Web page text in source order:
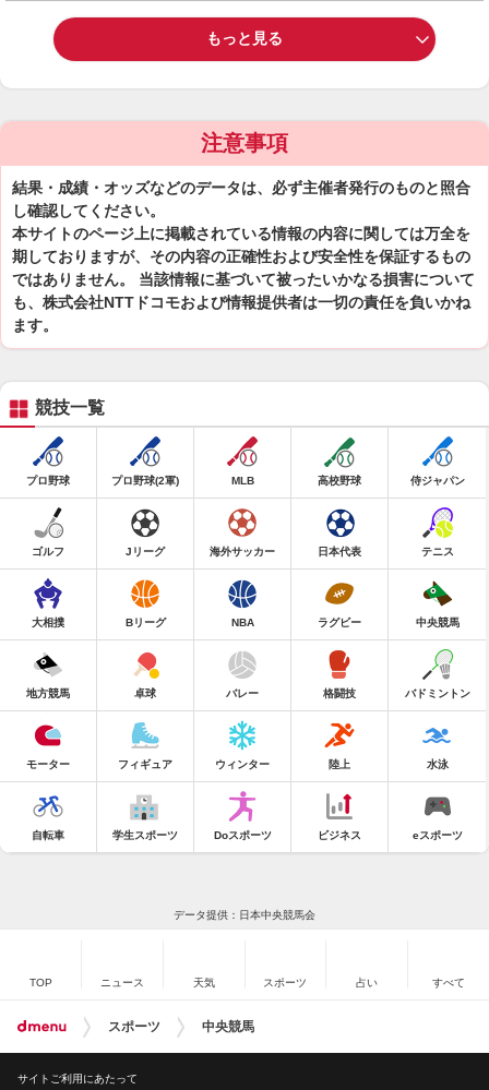
もっと見る
注意事項
結果・成績・オッズなどのデータは、必ず主催者発行のものと照合
し確認してください。
本サイトのページ上に掲載されている情報の内容に関しては万全を
期しておりますが、その内容の正確性および安全性を保証するもの
ではありません。 当該情報に基づいて被ったいかなる損害について
も、株式会社NTTドコモおよび情報提供者は一切の責任を負いかね
ます。
競技一覧
プロ野球 プロ野球(2軍) MLB 高校野球 侍ジャパン
ゴルフ Jリーグ 海外サッカー 日本代表 テニス
大相撲 Bリーグ NBA ラグビー 中央競馬
地方競馬 卓球 バレー 格闘技 バドミントン
モーター フィギュア ウィンター 陸上 水泳
自転車 学生スポーツ Doスポーツ ビジネス eスポーツ
データ提供：日本中央競馬会
TOP ニュース 天気 スポーツ 占い すべて
スポーツ 中央競馬
サイトご利用にあたって